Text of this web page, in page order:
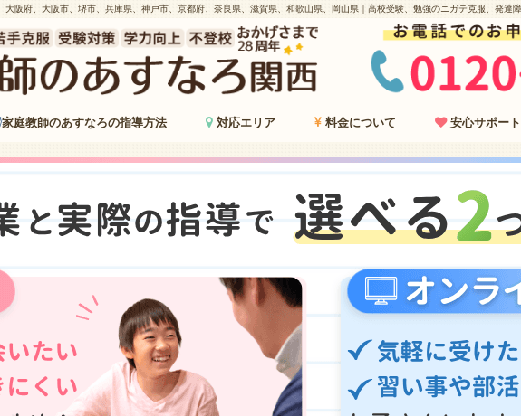
大阪府、大阪市、堺市、兵庫県、神戸市、京都府、奈良県、滋賀県、和歌山県、岡山県｜高校受験、勉強のニガテ克服、発達
家庭教師のあすなろの指導方法 対応エリア 料金について 安心サポート